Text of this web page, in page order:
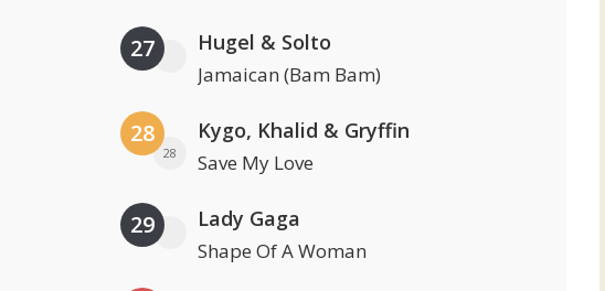
27 Hugel & Solto
Jamaican (Bam Bam)
28
28
Kygo, Khalid & Gryffin
Save My Love
29 Lady Gaga
Shape Of A Woman